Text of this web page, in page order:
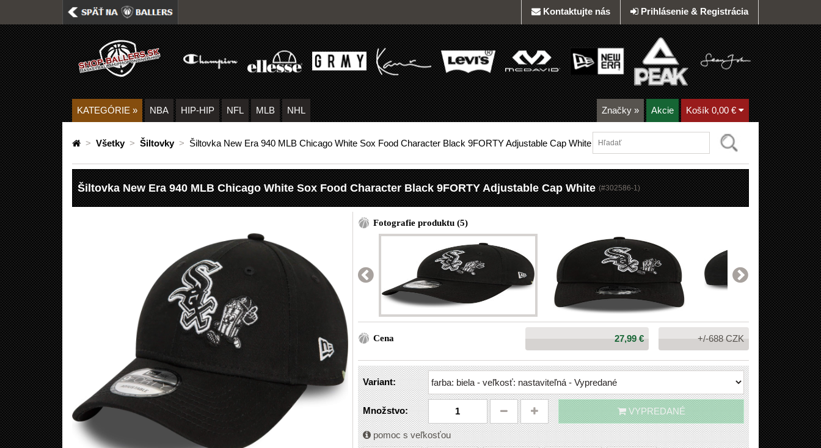
Prihlásenie & Registrácia
Kontaktujte nás
KATEGÓRIE » NBA HIP-HIP NFL MLB NHL Značky » Akcie Košík 0,00 €
> Všetky > Šiltovky > Šiltovka New Era 940 MLB Chicago White Sox Food Character Black 9FORTY Adjustable Cap White
Šiltovka New Era 940 MLB Chicago White Sox Food Character Black 9FORTY Adjustable Cap White (#302586-1)
Fotografie produktu (5)
Cena Cena:
27,99 € +/-688 CZK
Variant:
Množstvo: VYPREDANÉ
pomoc s veľkosťou